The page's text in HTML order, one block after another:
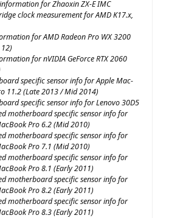
for ZhaoxinZX‑EIMC
clock mea­su­re­ment forAMDK17.x,
forAMDRade­on Pro WX3200
for nVI­DIA GeForceRTX2060
spe­ci­fic sen­sor info for Apple Mac­
11.2 (Late 2013 / Mid 2014)
spe­ci­fic sen­sor info for Leno­vo30D5
mother­board spe­ci­fic sen­sor info for
Pro 6.2 (Mid 2010)
mother­board spe­ci­fic sen­sor info for
Pro 7.1 (Mid 2010)
mother­board spe­ci­fic sen­sor info for
Pro 8.1 (Ear­ly 2011)
mother­board spe­ci­fic sen­sor info for
Pro 8.2 (Ear­ly 2011)
mother­board spe­ci­fic sen­sor info for
Pro 8.3 (Ear­ly 2011)